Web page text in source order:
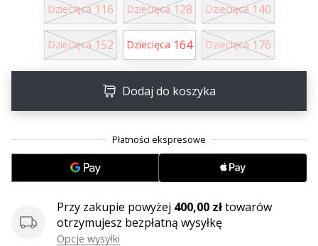
2 min. czytanie
Zostań
ambasadorem
Weplayhandball
jesteś
Dołącz
Dziecięca 116 Dziecięca 128 Dziecięca 140
Dziecięca 152 Dziecięca 164 Dziecięca 176
Dodaj do koszyka
Przy zakupie powyżej 400,00 złtowarów
otrzymujesz bezpłatną wysyłkę
Opcje wysyłki